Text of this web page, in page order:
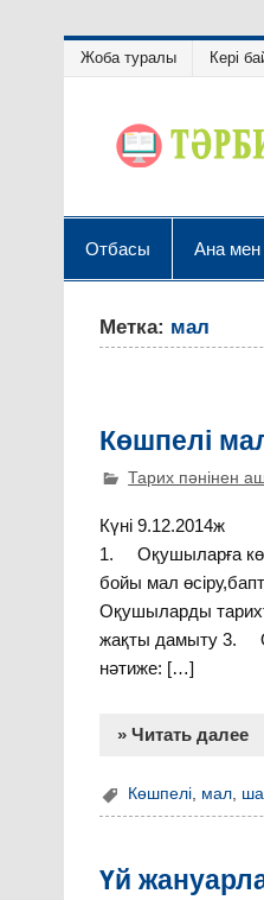
Жоба туралы Кері
Отбасы Ана
Метка: мал
Көшпелі
Тарих пәнінен
Күні 9.12.2014ж
1. Оқушыларға
бойы мал
Оқушыларды
жақты дамыту 3.
нәтиже: […]
» Читать далее
Көшпелі мал
Үй